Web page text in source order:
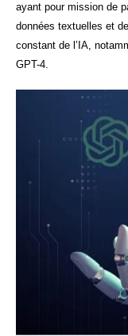
ayant pour mission de
données textuelles et
constant de l’IA,
GPT-4.